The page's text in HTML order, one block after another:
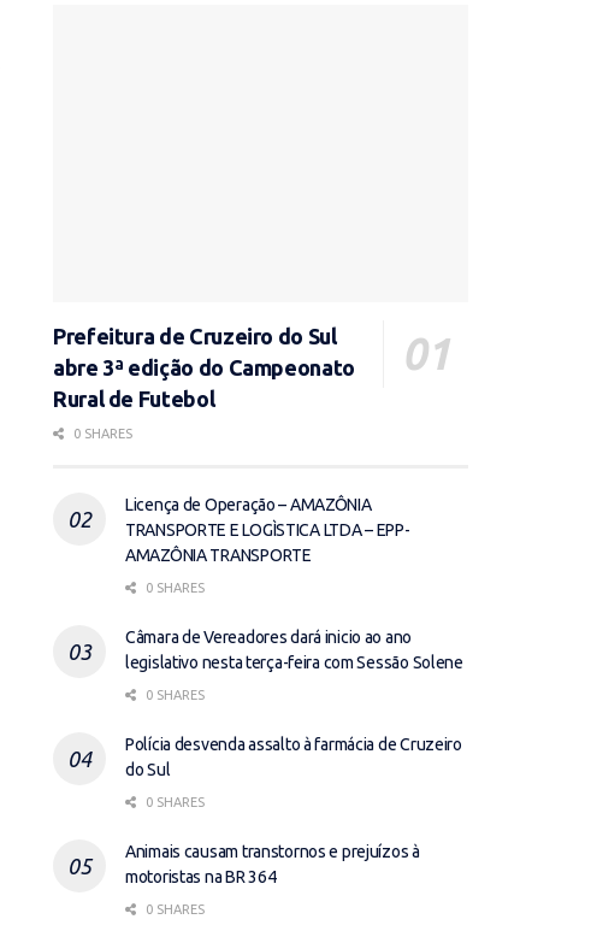
Prefeitura de Cruzeiro do Sul
abre 3ª edição do Campeonato
Rural de Futebol
0 SHARES
Licença de Operação – AMAZÔNIA
TRANSPORTE E LOGÌSTICA LTDA – EPP-
AMAZÔNIA TRANSPORTE
0 SHARES
Câmara de Vereadores dará inicio ao ano
legislativo nesta terça-feira com Sessão Solene
0 SHARES
Polícia desvenda assalto à farmácia de Cruzeiro
do Sul
0 SHARES
Animais causam transtornos e prejuízos à
motoristas na BR 364
0 SHARES